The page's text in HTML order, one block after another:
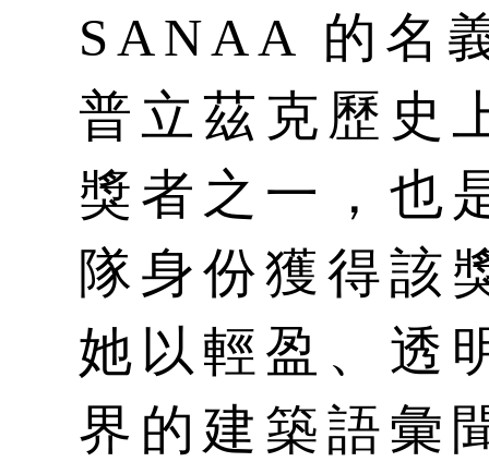
SANAA 的名
普立茲克歷史
獎者之一，也
隊身份獲得該
她以輕盈、透
界的建築語彙